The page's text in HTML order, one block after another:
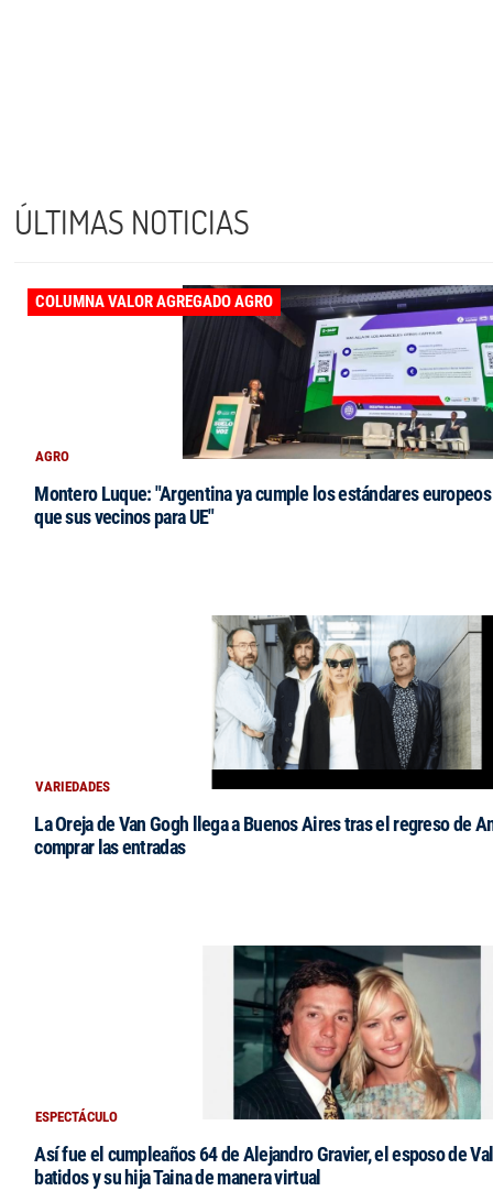
ÚLTIMAS NOTICIAS
AGRO
COLUMNA VALOR AGREGADO AGRO
Montero Luque: "Argentina ya cumple los estándares
que sus vecinos para UE"
VARIEDADES
La Oreja de Van Gogh llega a Buenos Aires tras el regreso de
comprar las entradas
ESPECTÁCULO
Así fue el cumpleaños 64 de Alejandro Gravier, el esposo de
batidos y su hija Taina de manera virtual